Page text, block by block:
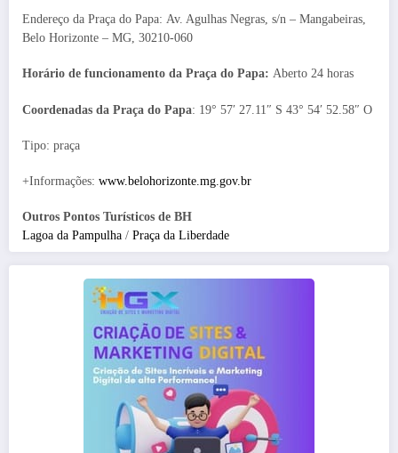
Endereço da Praça do Papa: Av. Agulhas Negras, s/n – Mangabeiras,
Belo Horizonte – MG, 30210-060
Horário de funcionamento da Praça do Papa: Aberto 24 horas
Coordenadas da Praça do Papa: 19° 57′ 27.11″ S 43° 54′ 52.58″ O
Tipo: praça
+Informações: www.belohorizonte.mg.gov.br
Outros Pontos Turísticos de BH
Lagoa da Pampulha / Praça da Liberdade